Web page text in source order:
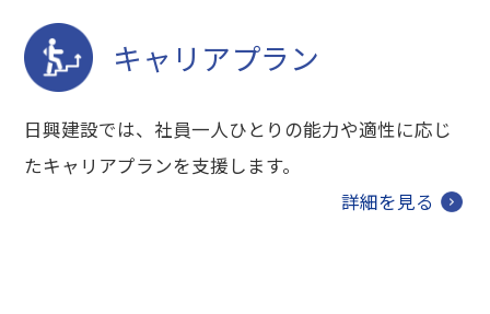
キャリアプラン
日興建設では、社員一人ひとりの能力や適性に応じ
たキャリアプランを支援します。
詳細を見る